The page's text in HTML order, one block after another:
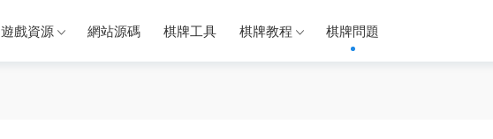
遊戲資源 網站源碼 棋牌工具 棋牌教程 棋牌問題